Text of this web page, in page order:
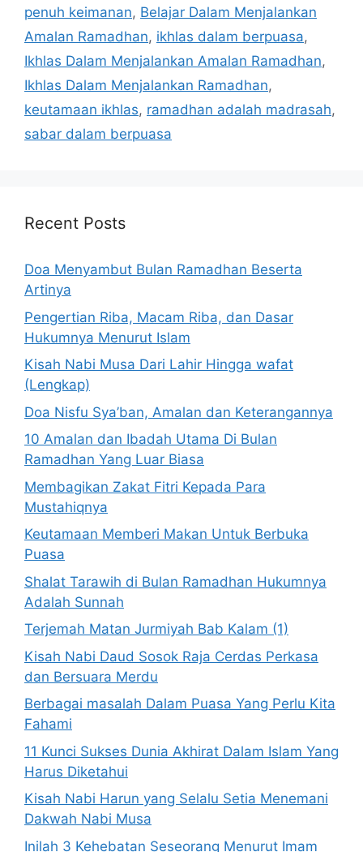
penuh keimanan, Belajar Dalam Menjalankan
Amalan Ramadhan, ikhlas dalam berpuasa,
Ikhlas Dalam Menjalankan Amalan Ramadhan,
Ikhlas Dalam Menjalankan Ramadhan,
keutamaan ikhlas, ramadhan adalah madrasah,
sabar dalam berpuasa
Recent Posts
Doa Menyambut Bulan Ramadhan Beserta
Artinya
Pengertian Riba, Macam Riba, dan Dasar
Hukumnya Menurut Islam
Kisah Nabi Musa Dari Lahir Hingga wafat
(Lengkap)
Doa Nisfu Sya’ban, Amalan dan Keterangannya
10 Amalan dan Ibadah Utama Di Bulan
Ramadhan Yang Luar Biasa
Membagikan Zakat Fitri Kepada Para
Mustahiqnya
Keutamaan Memberi Makan Untuk Berbuka
Puasa
Shalat Tarawih di Bulan Ramadhan Hukumnya
Adalah Sunnah
Terjemah Matan Jurmiyah Bab Kalam (1)
Kisah Nabi Daud Sosok Raja Cerdas Perkasa
dan Bersuara Merdu
Berbagai masalah Dalam Puasa Yang Perlu Kita
Fahami
11 Kunci Sukses Dunia Akhirat Dalam Islam Yang
Harus Diketahui
Kisah Nabi Harun yang Selalu Setia Menemani
Dakwah Nabi Musa
Inilah 3 Kehebatan Seseorang Menurut Imam